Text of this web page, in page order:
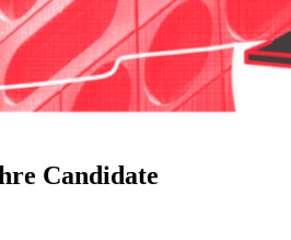
Candidate